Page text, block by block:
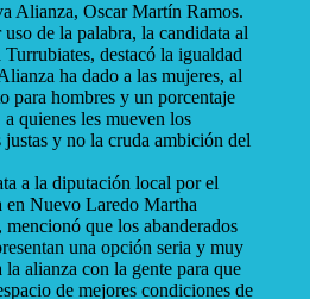
Alianza, Oscar Martín Ramos.
de la palabra, la candidata al
destacó la igualdad
ha dado a las mujeres, al
para hombres y un porcentaje
quienes les mueven los
y no la cruda ambición del
a la diputación local por el
en Nuevo Laredo Martha
que los abanderados
una opción seria y muy
la alianza con la gente para que
de mejores condiciones de